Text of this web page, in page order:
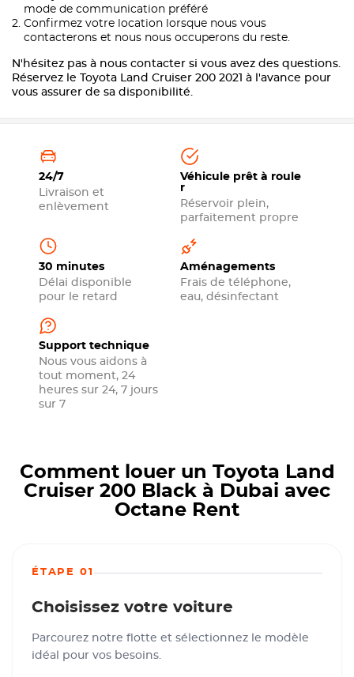
mode de communication préféré
Confirmez votre location lorsque nous vous
contacterons et nous nous occuperons du reste.
N'hésitez pas à nous contacter si vous avez des questions.
Réservez le Toyota Land Cruiser 200 2021 à l'avance pour
vous assurer de sa disponibilité.
24/7
Livraison et
enlèvement
Véhicule prêt à roule
r
Réservoir plein,
parfaitement propre
30 minutes
Délai disponible
pour le retard
Aménagements
Frais de téléphone,
eau, désinfectant
Support technique
Nous vous aidons à
tout moment, 24
heures sur 24, 7 jours
sur 7
Comment louer un Toyota Land
Cruiser 200 Black à Dubai avec
Octane Rent
ÉTAPE 01
Choisissez votre voiture
Parcourez notre flotte et sélectionnez le modèle
idéal pour vos besoins.